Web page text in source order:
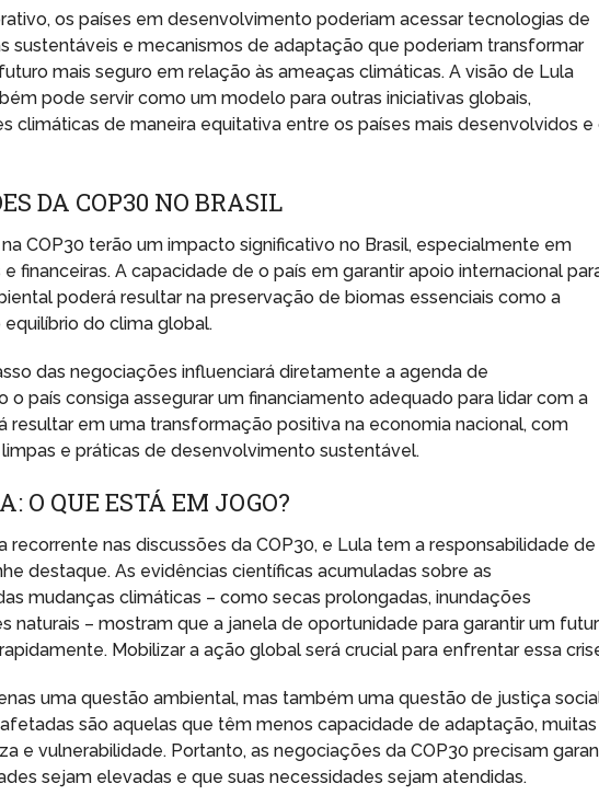
os países em desenvolvimento poderiam acessar tecnologias de
sustentáveis e mecanismos de adaptação que poderiam transformar
mais seguro em relação às ameaças climáticas. A visão de Lula
pode servir como um modelo para outras iniciativas globais,
climáticas de maneira equitativa entre os países mais desenvolvidos e
DA COP30 NO BRASIL
COP30 terão um impacto significativo no Brasil, especialmente em
financeiras. A capacidade de o país em garantir apoio internacional
poderá resultar na preservação de biomas essenciais como a
do clima global.
das negociações influenciará diretamente a agenda de
o país consiga assegurar um financiamento adequado para lidar com a
resultar em uma transformação positiva na economia nacional, com
e práticas de desenvolvimento sustentável.
O QUE ESTÁ EM JOGO?
recorrente nas discussões da COP30, e Lula tem a responsabilidade de
destaque. As evidências científicas acumuladas sobre as
mudanças climáticas – como secas prolongadas, inundações
naturais – mostram que a janela de oportunidade para garantir um
Mobilizar a ação global será crucial para enfrentar essa
uma questão ambiental, mas também uma questão de justiça
são aquelas que têm menos capacidade de adaptação, muitas
e vulnerabilidade. Portanto, as negociações da COP30 precisam
sejam elevadas e que suas necessidades sejam atendidas.